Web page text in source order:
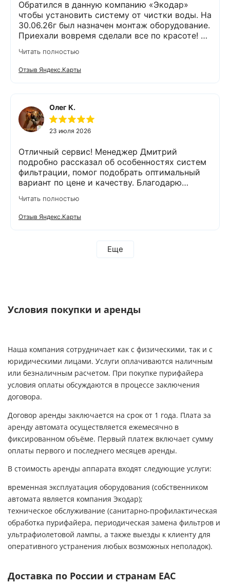
Обратился в данную компанию «Экодар»
чтобы установить систему от чистки воды. На
30.06.26г был назначен монтаж оборудование.
Приехали вовремя сделали все по красоте! Я
Читать полностью
Отзыв Яндекс.Карты
Олег К.
23 июля 2026
Отличный сервис! Менеджер Дмитрий
подробно рассказал об особенностях систем
фильтрации, помог подобрать оптимальный
вариант по цене и качеству. Благодарю
отдельную благодарность менеджеру
Дмитрию и сотруднику, проводящему монтаж
Александру. Грамотно проконсультировали,
установили оборудование. Еще раз
благодарим за проделанную работу! Остались
Читать полностью
Отзыв Яндекс.Карты
Еще
Условия покупки и аренды
Наша компания сотрудничает как с физическими, так и с
юридическими лицами. Услуги оплачиваются наличным
или безналичным расчетом. При покупке пурифайера
условия оплаты обсуждаются в процессе заключения
договора.
Договор аренды заключается на срок от 1 года. Плата за
аренду автомата осуществляется ежемесячно в
фиксированном объёме. Первый платеж включает сумму
оплаты первого и последнего месяцев аренды.
В стоимость аренды аппарата входят следующие услуги:
временная эксплуатация оборудования (собственником
автомата является компания Экодар);
техническое обслуживание (санитарно-профилактическая
обработка пурифайера, периодическая замена фильтров и
ультрафиолетовой лампы, а также выезды к клиенту для
оперативного устранения любых возможных неполадок).
Доставка по России и странам ЕАС